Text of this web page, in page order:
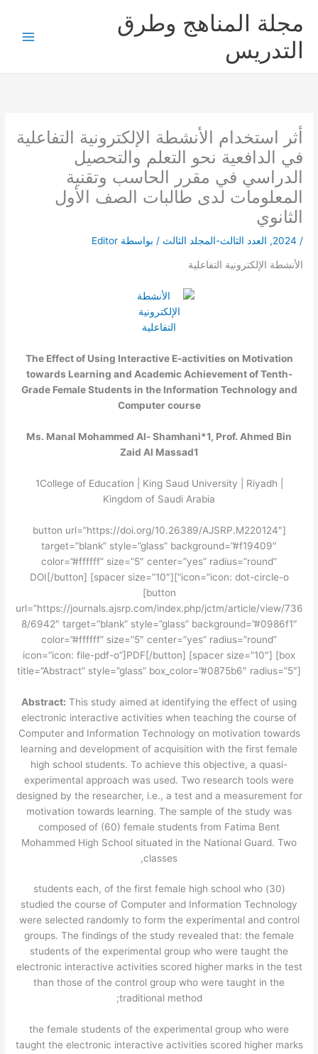
المحتوى
مجلة المناهج وطرق
التدريس
أثر استخدام الأنشطة الإلكترونية التفاعلية
في الدافعية نحو التعلم والتحصيل
الدراسي في مقرر الحاسب وتقنية
المعلومات لدى طالبات الصف الأول
الثانوي
/
2024
, العدد الثالث-المجلد الثالث / بواسطة Editor
الأنشطة الإلكترونية التفاعلية
The Effect of Using Interactive E-activities on Motivation
towards Learning and Academic Achievement of Tenth-
Grade Female Students in the Information Technology and
Computer course
Ms. Manal Mohammed Al- Shamhani*1, Prof. Ahmed Bin
Zaid Al Massad1
1College of Education | King Saud University | Riyadh |
Kingdom of Saudi Arabia
[button url=”https://doi.org/10.26389/AJSRP.M220124″
target=”blank” style=”glass” background=”#f19409″
color=”#ffffff” size=”5″ center=”yes” radius=”round”
icon=”icon: dot-circle-o”]DOI[/button] [spacer size=”10″]
[button
url=”https://journals.ajsrp.com/index.php/jctm/article/view/736
8/6942″ target=”blank” style=”glass” background=”#0986f1″
color=”#ffffff” size=”5″ center=”yes” radius=”round”
icon=”icon: file-pdf-o”]PDF[/button] [spacer size=”10″] [box
title=”Abstract” style=”glass” box_color=”#0875b6″ radius=”5″]
Abstract: This study aimed at identifying the effect of using
electronic interactive activities when teaching the course of
Computer and Information Technology on motivation towards
learning and development of acquisition with the first female
high school students. To achieve this objective, a quasi-
experimental approach was used. Two research tools were
designed by the researcher, i.e., a test and a measurement for
motivation towards learning. The sample of the study was
composed of (60) female students from Fatima Bent
Mohammed High School situated in the National Guard. Two
classes,
(30) students each, of the first female high school who
studied the course of Computer and Information Technology
were selected randomly to form the experimental and control
groups. The findings of the study revealed that: the female
students of the experimental group who were taught the
electronic interactive activities scored higher marks in the test
than those of the control group who were taught in the
traditional method;
the female students of the experimental group who were
taught the electronic interactive activities scored higher marks